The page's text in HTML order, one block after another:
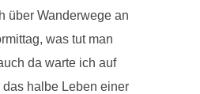
über Wanderwege an
was tut man
da warte ich auf
halbe Leben einer